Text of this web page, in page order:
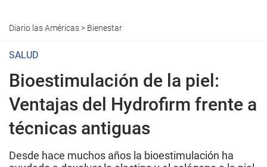
Diario las Américas> Bienestar
SALUD
Bioestimulación de la piel:
Ventajas del Hydrofirm frente a
técnicas antiguas
Desde hace muchos años la bioestimulación ha